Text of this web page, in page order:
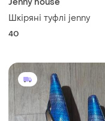
Шкіряні туфлі jenny
40